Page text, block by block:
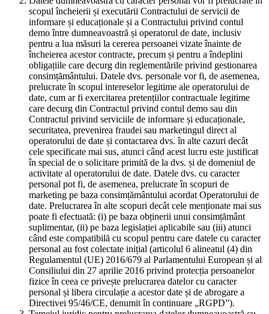
scopul încheierii și executării Contractului de servicii de
informare și educaționale și a Contractului privind contul
demo între dumneavoastră și operatorul de date, inclusiv
pentru a lua măsuri la cererea persoanei vizate înainte de
încheierea acestor contracte, precum și pentru a îndeplini
obligațiile care decurg din reglementările privind gestionarea
consimțământului. Datele dvs. personale vor fi, de asemenea,
prelucrate în scopul intereselor legitime ale operatorului de
date, cum ar fi exercitarea pretențiilor contractuale legitime
care decurg din Contractul privind contul demo sau din
Contractul privind serviciile de informare și educaționale,
securitatea, prevenirea fraudei sau marketingul direct al
operatorului de date și contactarea dvs. în alte cazuri decât
cele specificate mai sus, atunci când acest lucru este justificat
în special de o solicitare primită de la dvs. și de domeniul de
activitate al operatorului de date. Datele dvs. cu caracter
personal pot fi, de asemenea, prelucrate în scopuri de
marketing pe baza consimțământului acordat Operatorului de
date. Prelucrarea în alte scopuri decât cele menționate mai sus
poate fi efectuată: (i) pe baza obținerii unui consimțământ
suplimentar, (ii) pe baza legislației aplicabile sau (iii) atunci
când este compatibilă cu scopul pentru care datele cu caracter
personal au fost colectate inițial (articolul 6 alineatul (4) din
Regulamentul (UE) 2016/679 al Parlamentului European și al
Consiliului din 27 aprilie 2016 privind protecția persoanelor
fizice în ceea ce privește prelucrarea datelor cu caracter
personal și libera circulație a acestor date și de abrogare a
Directivei 95/46/CE, denumit în continuare „RGPD”).